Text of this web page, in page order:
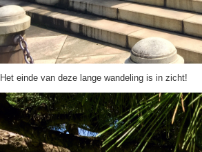
Het einde van deze lange wandeling is in zicht!